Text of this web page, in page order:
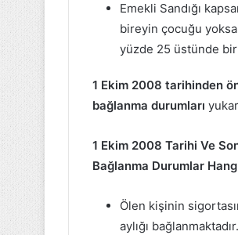
Emekli Sandığı
bireyin çocuğu
yüzde 25 üstünde
1 Ekim 2008 tarihinden
bağlanma durumları
1 Ekim 2008 Tarihi Ve
Bağlanma Durumlar
Ölen kişinin
aylığı